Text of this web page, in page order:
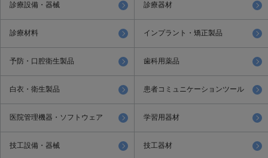
診療設備・器械 診療器材
診療材料 インプラント・矯正製品
予防・口腔衛生製品 歯科用薬品
白衣・衛生製品 患者コミュニケーションツール
医院管理機器・ソフトウェア 学習用器材
技工設備・器械 技工器材